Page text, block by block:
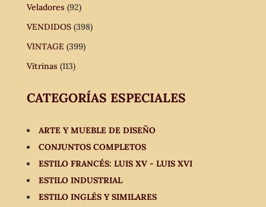
Veladores (92)
VENDIDOS (398)
VINTAGE (399)
Vitrinas (113)
CATEGORÍAS ESPECIALES
ARTE Y MUEBLE DE DISEÑO
CONJUNTOS COMPLETOS
ESTILO FRANCÉS: LUIS XV - LUIS XVI
ESTILO INDUSTRIAL
ESTILO INGLÉS Y SIMILARES